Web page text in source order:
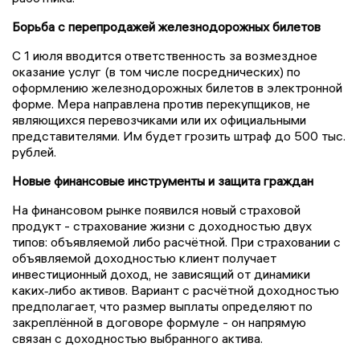
Борьба с перепродажей железнодорожных билетов
С 1 июля вводится ответственность за возмездное
оказание услуг (в том числе посреднических) по
оформлению железнодорожных билетов в электронной
форме. Мера направлена против перекупщиков, не
являющихся перевозчиками или их официальными
представителями. Им будет грозить штраф до 500 тыс.
рублей.
Новые финансовые инструменты и защита граждан
На финансовом рынке появился новый страховой
продукт - страхование жизни с доходностью двух
типов: объявляемой либо расчётной. При страховании с
объявляемой доходностью клиент получает
инвестиционный доход, не зависящий от динамики
каких‑либо активов. Вариант с расчётной доходностью
предполагает, что размер выплаты определяют по
закреплённой в договоре формуле - он напрямую
связан с доходностью выбранного актива.